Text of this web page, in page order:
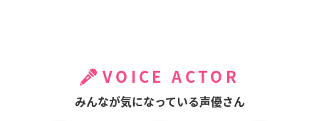
VOICE ACTOR
みんなが気になっている声優さん